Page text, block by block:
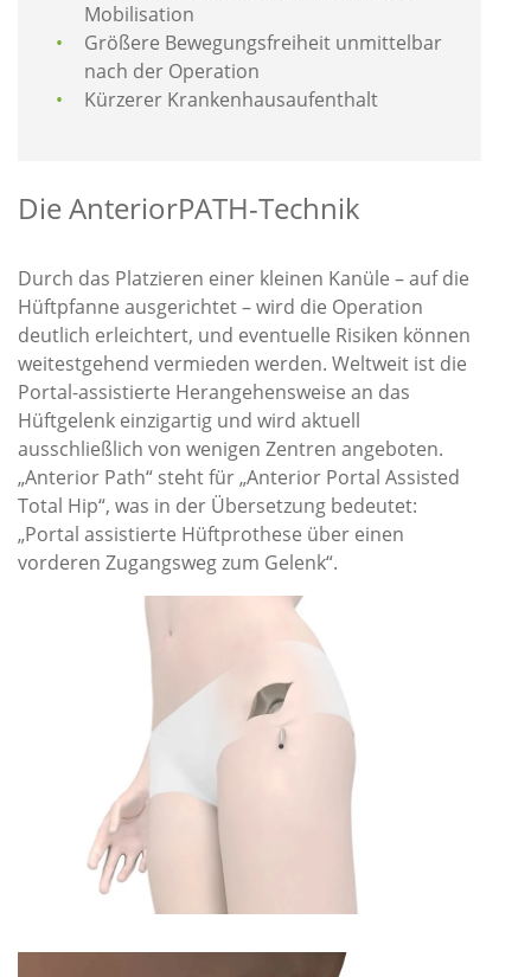
Mobilisation
Größere Bewegungsfreiheit unmittelbar
nach der Operation
Kürzerer Krankenhausaufenthalt
Die AnteriorPATH-Technik
Durch das Platzieren einer kleinen Kanüle – auf die
Hüftpfanne ausgerichtet – wird die Operation
deutlich erleichtert, und eventuelle Risiken können
weitestgehend vermieden werden. Weltweit ist die
Portal-assistierte Herangehensweise an das
Hüftgelenk einzigartig und wird aktuell
ausschließlich von wenigen Zentren angeboten.
„Anterior Path“ steht für „Anterior Portal Assisted
Total Hip“, was in der Übersetzung bedeutet:
„Portal assistierte Hüftprothese über einen
vorderen Zugangsweg zum Gelenk“.